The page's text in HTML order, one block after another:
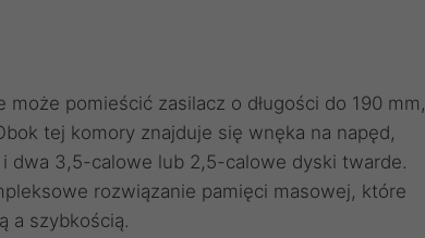
pomieścić zasilacz o długości do 190 mm,
tej komory znajduje się wnęka na napęd,
dwa 3,5-calowe lub 2,5-calowe dyski twarde.
rozwiązanie pamięci masowej, które
a szybkością.